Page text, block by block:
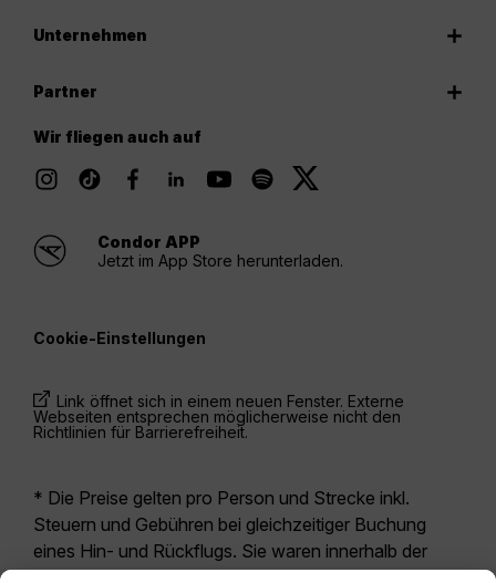
Unternehmen
Partner
Wir fliegen auch auf
Condor APP
Jetzt im App Store herunterladen.
Cookie-Einstellungen
Link öffnet sich in einem neuen Fenster. Externe
Webseiten entsprechen möglicherweise nicht den
Richtlinien für Barrierefreiheit.
* Die Preise gelten pro Person und Strecke inkl.
Steuern und Gebühren bei gleichzeitiger Buchung
eines Hin- und Rückflugs. Sie waren innerhalb der
letzten 24 Stunden verfügbar und sind